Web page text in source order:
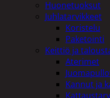
Huonetuoksut
Juhlatarvikkeet
Koristelu
Paketointi
Keittiö ja
Aterimet
Kannut ja